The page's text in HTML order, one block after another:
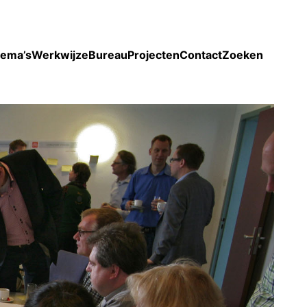
WerkwijzeBureauProjectenContactZoeken